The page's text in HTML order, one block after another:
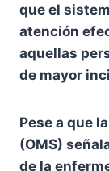
que el
atención
aquellas
de mayor
Pese a que
(OMS)
de la